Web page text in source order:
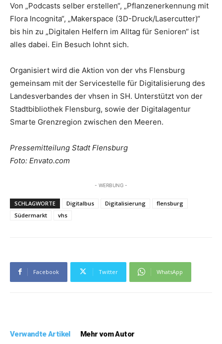
Von „Podcasts selber erstellen“, „Pflanzenerkennung mit
Flora Incognita“, „Makerspace (3D-Druck/Lasercutter)“
bis hin zu „Digitalen Helfern im Alltag für Senioren“ ist
alles dabei. Ein Besuch lohnt sich.
Organisiert wird die Aktion von der vhs Flensburg
gemeinsam mit der Servicestelle für Digitalisierung des
Landesverbandes der vhsen in SH. Unterstützt von der
Stadtbibliothek Flensburg, sowie der Digitalagentur
Smarte Grenzregion zwischen den Meeren.
Pressemitteilung Stadt Flensburg
Foto: Envato.com
- WERBUNG -
SCHLAGWORTE Digitalbus Digitalisierung
flensburg
Südermarkt
vhs
Facebook Twitter WhatsApp
Verwandte Artikel Mehr vom Autor